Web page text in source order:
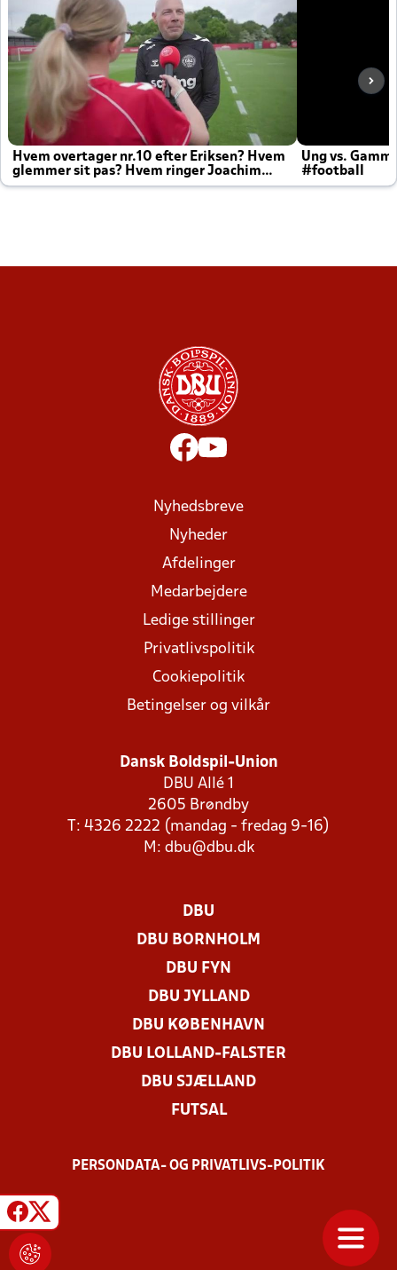
Hvem overtager nr.10 efter Eriksen? Hvem
glemmer sit pas? Hvem ringer Joachim
altid til efter kampe?
Ung vs.
#football
Nyhedsbreve
Nyheder
Afdelinger
Medarbejdere
Ledige stillinger
Privatlivspolitik
Cookiepolitik
Betingelser og vilkår
Dansk Boldspil-Union
DBU Allé 1
2605 Brøndby
T: 4326 2222 (mandag - fredag 9-16)
M: dbu@dbu.dk
DBU
DBU BORNHOLM
DBU FYN
DBU JYLLAND
DBU KØBENHAVN
DBU LOLLAND-FALSTER
DBU SJÆLLAND
FUTSAL
PERSONDATA- OG PRIVATLIVS-POLITIK